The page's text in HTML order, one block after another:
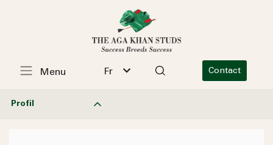
Fr Contact
Menu
Profil